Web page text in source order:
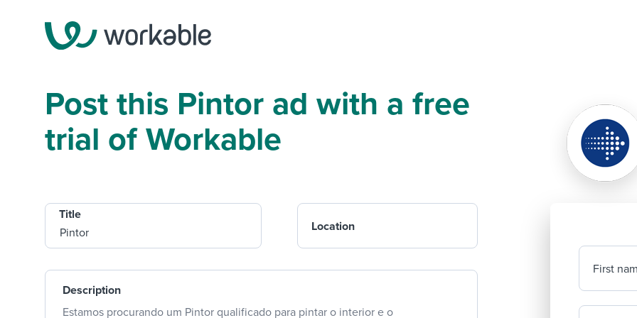
Post this Pintor ad with a free
trial of Workable
Title
Location
Description
Estamos procurando um Pintor qualificado para pintar o interior e o
First